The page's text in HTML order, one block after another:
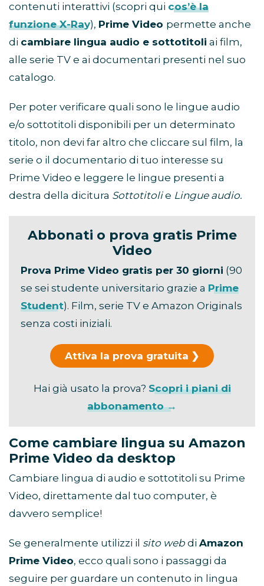
contenuti interattivi (scopri qui cos’è la
funzione X-Ray), Prime Video permette anche
di cambiare lingua audio e sottotitoli ai film,
alle serie TV e ai documentari presenti nel suo
catalogo.
Per poter verificare quali sono le lingue audio
e/o sottotitoli disponibili per un determinato
titolo, non devi far altro che cliccare sul film, la
serie o il documentario di tuo interesse su
Prime Video e leggere le lingue presenti a
destra della dicitura Sottotitolie Lingue audio.
Abbonati o prova gratis Prime
Video
Prova Prime Video gratis per 30 giorni (90
se sei studente universitario grazie a Prime
Student). Film, serie TV e Amazon Originals
senza costi iniziali.
Attiva la prova gratuita
Hai già usato la prova? Scopri i piani di
abbonamento →
Come cambiare lingua su Amazon
Prime Video da desktop
Cambiare lingua di audio e sottotitoli su Prime
Video, direttamente dal tuo computer, è
davvero semplice!
Se generalmente utilizzi il sito web di Amazon
Prime Video, ecco quali sono i passaggi da
seguire per guardare un contenuto in lingua